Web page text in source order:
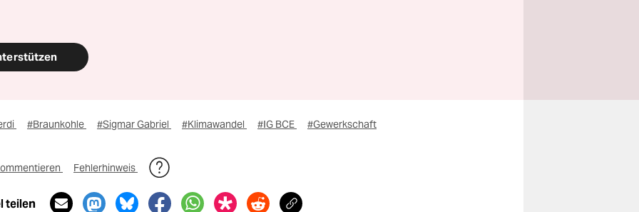
#Braunkohle #Sigmar Gabriel #Klimawandel #IG BCE #Gewerkschaft
Fehlerhinweis
teilen